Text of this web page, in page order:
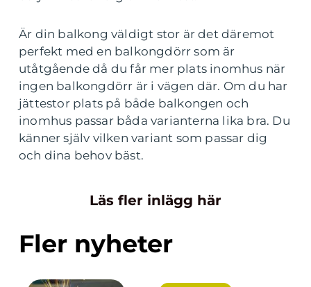
Är din balkong väldigt stor är det däremot
perfekt med en balkongdörr som är
utåtgående då du får mer plats inomhus när
ingen balkongdörr är i vägen där. Om du har
jättestor plats på både balkongen och
inomhus passar båda varianterna lika bra. Du
känner själv vilken variant som passar dig
och dina behov bäst.
Läs fler inlägg här
Fler nyheter